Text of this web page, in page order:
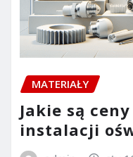
MATERIAŁY
Jakie są
instalacji